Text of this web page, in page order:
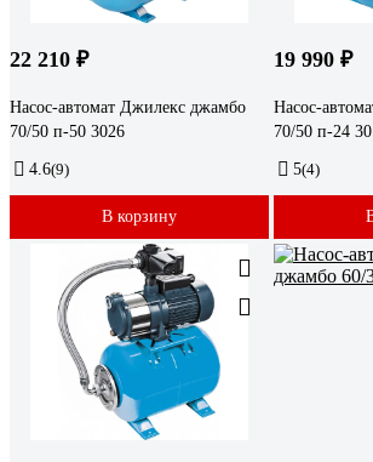
22 210 ₽
Насос-автомат Джилекс джамбо
70/50 п-50 3026
4.6(9)
В корзину
19 990 ₽
Насос-
70/50 п-24
5(4)